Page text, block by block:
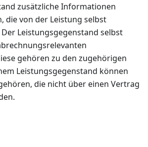
zusätzliche Informationen
die von der Leistung selbst
Leistungsgegenstand selbst
gehören zu den zugehörigen
Leistungsgegenstand können
die nicht über einen Vertrag